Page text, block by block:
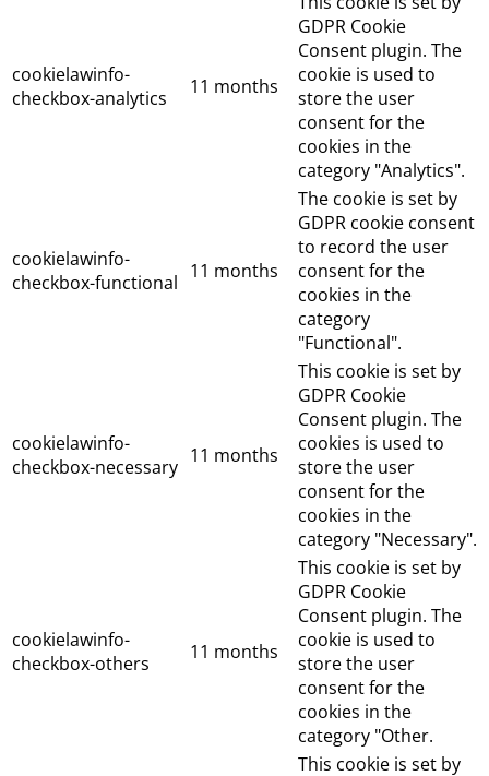
cookielawinfo-
checkbox-analytics
11 months
GDPR Cookie
Consent plugin. The
cookie is used to
store the user
consent for the
cookies in the
category "Analytics".
cookielawinfo-
checkbox-functional 11 months
The cookie is set by
GDPR cookie consent
to record the user
consent for the
cookies in the
category
"Functional".
cookielawinfo-
checkbox-necessary 11 months
This cookie is set by
GDPR Cookie
Consent plugin. The
cookies is used to
store the user
consent for the
cookies in the
category "Necessary".
cookielawinfo-
checkbox-others
11 months
This cookie is set by
GDPR Cookie
Consent plugin. The
cookie is used to
store the user
consent for the
cookies in the
category "Other.
This cookie is set by